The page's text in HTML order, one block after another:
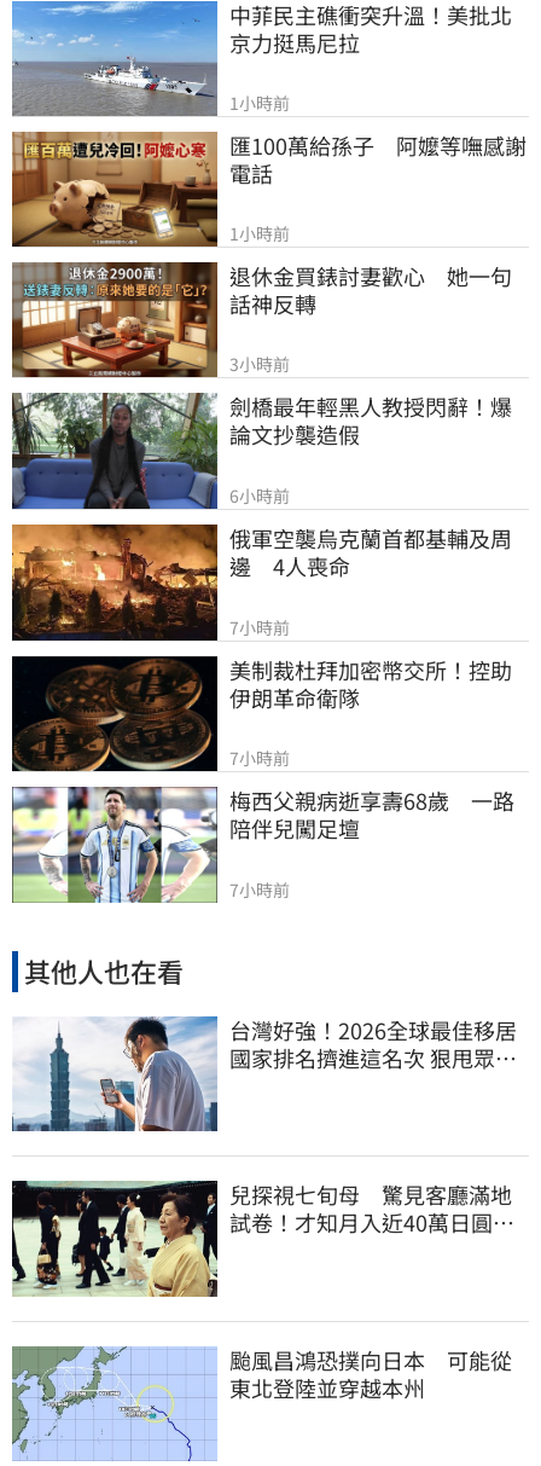
中菲民主礁衝突升溫！美批北
京力挺馬尼拉
1小時前
匯100萬給孫子　阿嬤等嘸感謝
電話
1小時前
退休金買錶討妻歡心　她一句
話神反轉
3小時前
劍橋最年輕黑人教授閃辭！爆
論文抄襲造假
6小時前
俄軍空襲烏克蘭首都基輔及周
邊　4人喪命
7小時前
美制裁杜拜加密幣交所！控助
伊朗革命衛隊
7小時前
梅西父親病逝享壽68歲　一路
陪伴兒闖足壇
7小時前
其他人也在看
台灣好強！2026全球最佳移居
國家排名擠進這名次 狠甩眾多
兒探視七旬母 驚見客廳滿地
試卷！才知月入近40萬日圓
颱風昌鴻恐撲向日本 可能從
東北登陸並穿越本州